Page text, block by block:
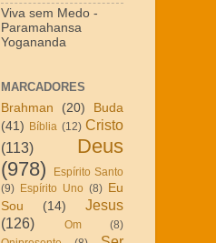
Viva sem Medo -
Paramahansa
Yogananda
MARCADORES
Brahman
(20)
Buda
(41) Bíblia (12) Cristo
(113)
Deus
(978)
Espírito Santo
(9) Espírito Uno (8) Eu
Sou
(14)
Jesus
(126)
Om
(8)